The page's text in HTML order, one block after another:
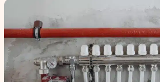
Akcijų rinka
Saulės elektrinės
Kriptovaliutos
Infliacija
Nedarbo
Indėliai
Indėlių
Būsto
Įdomios